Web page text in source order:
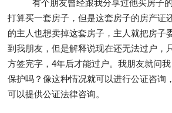
有个朋友曾经跟我分享过他买房子的
打算买一套房子，但是这套房子的房产证
的主人也想卖掉这套房子，主人就把房子
到我朋友，但是解释说现在还无法过户，
方签完字，4年后才能过户。我朋友就问
保护吗？像这种情况就可以进行公证咨询
可以提供公证法律咨询。